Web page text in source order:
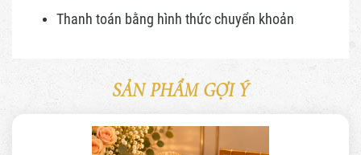
Thanh toán bằng hình thứcchuyển khoản
SẢN PHẨM GỢI Ý